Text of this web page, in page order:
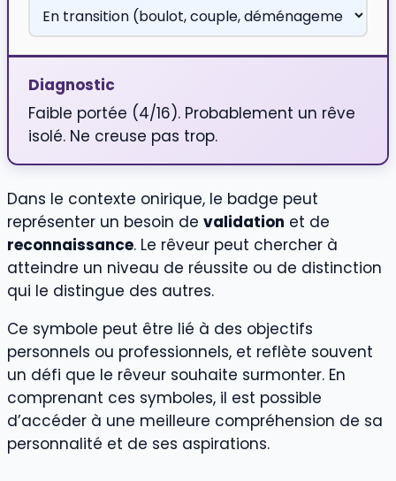
Diagnostic
Faible portée (4/16). Probablement un rêve
isolé. Ne creuse pas trop.
Dans le contexte onirique, le badge peut
représenter un besoin de validation et de
reconnaissance. Le rêveur peut chercher à
atteindre un niveau de réussite ou de distinction
qui le distingue des autres.
Ce symbole peut être lié à des objectifs
personnels ou professionnels, et reflète souvent
un défi que le rêveur souhaite surmonter. En
comprenant ces symboles, il est possible
d’accéder à une meilleure compréhension de sa
personnalité et de ses aspirations.